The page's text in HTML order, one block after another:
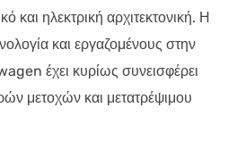
και ηλεκτρική αρχιτεκτονική. Η
και εργαζομένους στην
έχει κυρίως συνεισφέρει
μετοχών και μετατρέψιμου